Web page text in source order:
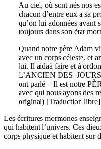
Au ciel, où sont nés nos
chacun d’entre eux a sa
qu’on lui adonnées avant
toujours dans son état
Quand notre père Adam
avec un corps céleste, et
lui. Il aidaà faire et à
L’ANCIEN DES JOURS
ont parlé – Il est notre
avec qui nous ayons des
original) [Traduction libre]
Les écritures mormones
qui habitent l’univers. Ces
corps physique et habitent sur